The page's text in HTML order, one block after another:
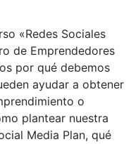
«Redes Sociales
de Emprendedores
por qué debemos
ayudar a obtener
o
plantear nuestra
Media Plan, qué